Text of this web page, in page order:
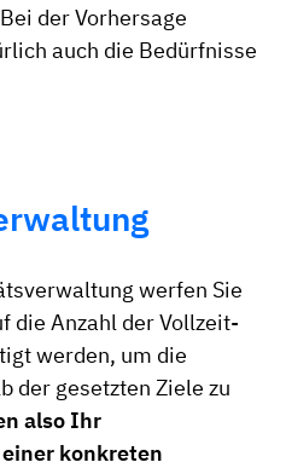
der Vorhersage
auch die Bedürfnisse
werfen Sie
die Anzahl der Vollzeit-
werden, um die
der gesetzten Ziele zu
also Ihr
konkreten